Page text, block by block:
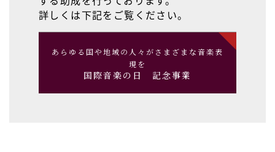
詳しくは下記をご覧ください。
あらゆる国や地域の人々がさまざまな音楽表
現を
国際音楽の日 記念事業